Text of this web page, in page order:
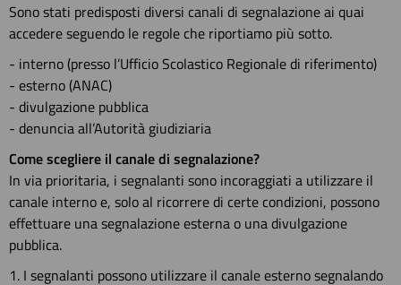
Sono stati predisposti diversi canali di segnalazione ai quai
accedere seguendo le regole che riportiamo più sotto.
- interno (presso l’Ufficio Scolastico Regionale di riferimento)
- esterno (ANAC)
- divulgazione pubblica
- denuncia all’Autorità giudiziaria
Come scegliere il canale di segnalazione?
In via prioritaria, i segnalanti sono incoraggiati a utilizzare il
canale interno e, solo al ricorrere di certe condizioni, possono
effettuare una segnalazione esterna o una divulgazione
pubblica.
1. I segnalanti possono utilizzare il canale esterno segnalando